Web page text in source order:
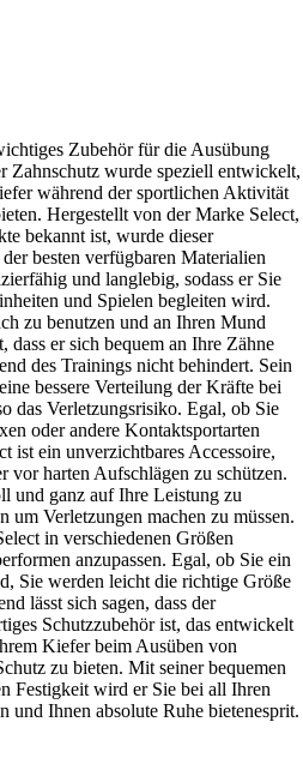
Zubehör für die Ausübung
Zahnschutz wurde speziell entwickelt,
während der sportlichen Aktivität
Hergestellt von der Marke Select,
bekannt ist, wurde dieser
besten verfügbaren Materialien
und langlebig, sodass er Sie
und Spielen begleiten wird.
zu benutzen und an Ihren Mund
dass er sich bequem an Ihre Zähne
des Trainings nicht behindert. Sein
bessere Verteilung der Kräfte bei
das Verletzungsrisiko. Egal, ob Sie
oder andere Kontaktsportarten
ist ein unverzichtbares Accessoire,
vor harten Aufschlägen zu schützen.
und ganz auf Ihre Leistung zu
um Verletzungen machen zu müssen.
in verschiedenen Größen
anzupassen. Egal, ob Sie ein
Sie werden leicht die richtige Größe
lässt sich sagen, dass der
Schutzzubehör ist, das entwickelt
Kiefer beim Ausüben von
zu bieten. Mit seiner bequemen
Festigkeit wird er Sie bei all Ihren
und Ihnen absolute Ruhe bietenesprit.